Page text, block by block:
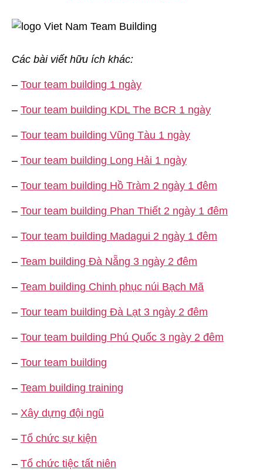
Các bài viết hữu ích khác:
– Tour team building 1 ngày
– Tour team building KDL The BCR 1 ngày
– Tour team building Vũng Tàu 1 ngày
– Tour team building Long Hải 1 ngày
– Tour team building Hồ Tràm 2 ngày 1 đêm
– Tour team building Phan Thiết 2 ngày 1 đêm
– Tour team building Madagui 2 ngày 1 đêm
– Team building Đà Nẵng 3 ngày 2 đêm
– Team building Chinh phục núi Bạch Mã
– Tour team building Đà Lạt 3 ngày 2 đêm
– Tour team building Phú Quốc 3 ngày 2 đêm
– Tour team building
– Team building training
– Xây dựng đội ngũ
– Tổ chức sự kiện
– Tổ chức tiệc tất niên